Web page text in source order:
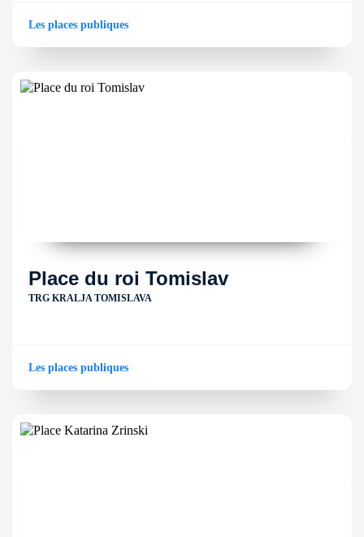
Les places publiques
Place du roi Tomislav
TRG KRALJA TOMISLAVA
Les places publiques